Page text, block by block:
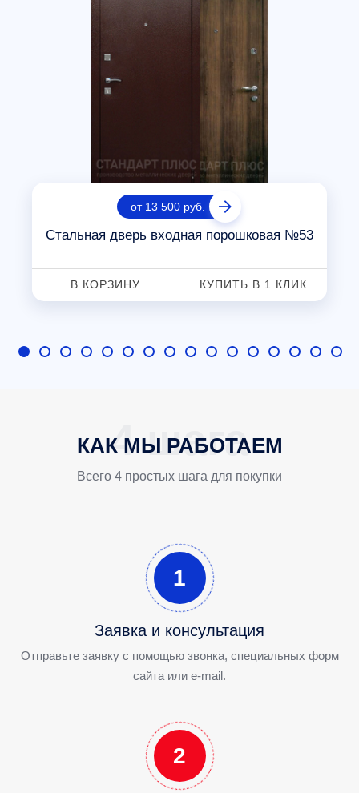
от 13 500 руб.
Стальная дверь входная порошковая №53
В КОРЗИНУ КУПИТЬ В 1 КЛИК
КАК МЫ РАБОТАЕМ
Всего 4 простых шага для покупки
1
Заявка и консультация
Отправьте заявку с помощью звонка, специальных форм
сайта или e-mail.
2